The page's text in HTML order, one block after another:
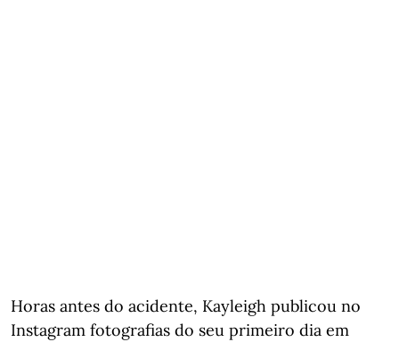
Horas antes do acidente, Kayleigh publicou no
Instagram fotografias do seu primeiro dia em